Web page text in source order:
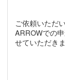
ご依頼いただ
ARROWでの
せていただきま